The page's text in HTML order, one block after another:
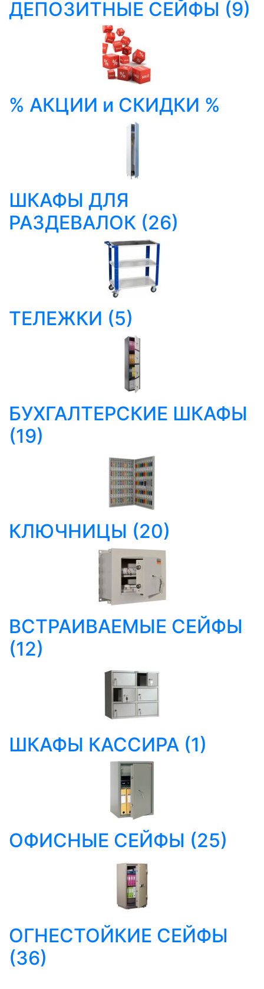
ДЕПОЗИТНЫЕ СЕЙФЫ (9)
% АКЦИИ и СКИДКИ %
ШКАФЫ ДЛЯ
РАЗДЕВАЛОК (26)
ТЕЛЕЖКИ (5)
БУХГАЛТЕРСКИЕ ШКАФЫ
(19)
КЛЮЧНИЦЫ (20)
ВСТРАИВАЕМЫЕ СЕЙФЫ
(12)
ШКАФЫ КАССИРА (1)
ОФИСНЫЕ СЕЙФЫ (25)
ОГНЕСТОЙКИЕ СЕЙФЫ
(36)